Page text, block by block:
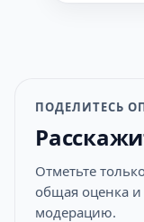
ПОДЕЛИТЕСЬ
Отметьте
общая оценка
модерацию.